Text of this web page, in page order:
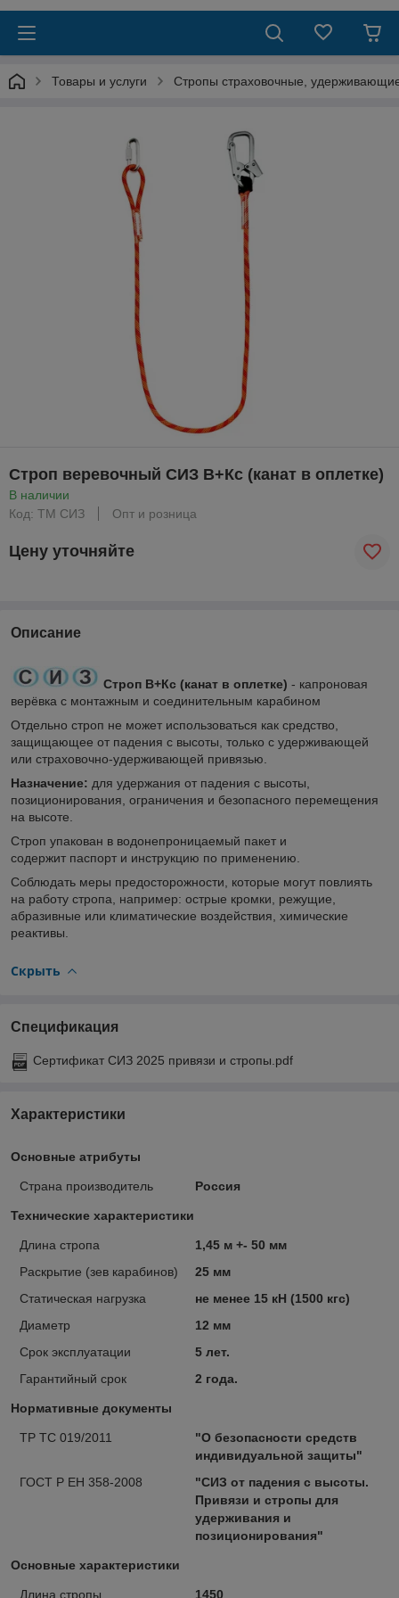
Товары и услуги Стропы страховочные,
Строп веревочный СИЗ В+Кс (канат в оплетке)
В наличии
Код: ТМ СИЗ
Опт и розница
Цену уточняйте
Описание
Строп В+Кс (канат в оплетке) - капроновая
верёвка с монтажным и соединительным карабином
Отдельно строп не может использоваться как средство,
защищающее от падения с высоты, только с удерживающей
или страховочно-удерживающей привязью.
Назначение: для удержания от падения с высоты,
позиционирования, ограничения и безопасного перемещения
на высоте.
Строп упакован в водонепроницаемый пакет и
содержит паспорт и инструкцию по применению.
Соблюдать меры предосторожности, которые могут повлиять
на работу стропа, например: острые кромки, режущие,
абразивные или климатические воздействия, химические
реактивы.
Скрыть
Спецификация
Сертификат СИЗ 2025 привязи и стропы.pdf
Характеристики
Основные атрибуты
Страна производитель Россия
Технические характеристики
Длина стропа
1,45 м +- 50 мм
Раскрытие (зев карабинов)
25 мм
Статическая нагрузка
не менее 15 кН (1500 кгс)
Диаметр
12 мм
Срок эксплуатации
5 лет.
Гарантийный срок
2 года.
Нормативные документы
ТР ТС 019/2011
"О безопасности средств
индивидуальной защиты"
ГОСТ Р ЕН 358-2008
"СИЗ от падения с высоты.
Привязи и стропы для
удерживания и
позиционирования"
Основные характеристики
Длина стропы 1450